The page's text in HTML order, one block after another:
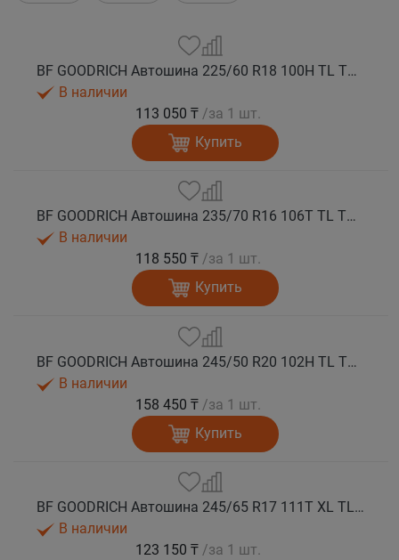
BF GOODRICH Автошина 225/60 R18 100H TL TRAIL-TERRAIN T/A GO M+S
В наличии
113 050 ₸ /за 1 шт.
Купить
BF GOODRICH Автошина 235/70 R16 106T TL TRAIL-TERRAIN T/A ORWL GO M+S
В наличии
118 550 ₸ /за 1 шт.
Купить
BF GOODRICH Автошина 245/50 R20 102H TL TRAIL-TERRAIN T/A GO M+S
В наличии
158 450 ₸ /за 1 шт.
Купить
BF GOODRICH Автошина 245/65 R17 111T XL TL TRAIL-TERRAIN T/A ORWL GO M+S
В наличии
123 150 ₸ /за 1 шт.